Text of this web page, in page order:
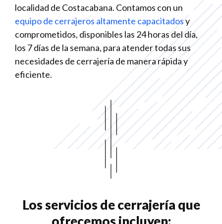
localidad de Costacabana. Contamos con un
equipo de cerrajeros altamente capacitadosy
comprometidos, disponibles las 24 horas del día,
los 7 días de la semana, para atender todas sus
necesidades de cerrajería de manera rápida y
eficiente.
Los servicios de cerrajería que